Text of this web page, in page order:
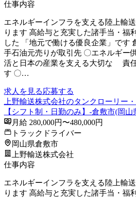
仕事内容
エネルギーインフラを支える陸上輸
ります 高給与と充実した諸手当・福
した 「地元で働ける優良企業」です
手石油元売りが取引先 〇エネルギー
活と日本の産業を支える大切な 責
す 〇…
求人を見る応募する
上野輸送株式会社のタンクローリー
【シフト制・日勤のみ】-倉敷市(岡山
月給 280,000円〜480,000円
トラックドライバー
岡山県倉敷市
上野輸送株式会社
仕事内容
エネルギーインフラを支える陸上輸
ります 高給与と充実した諸手当・福